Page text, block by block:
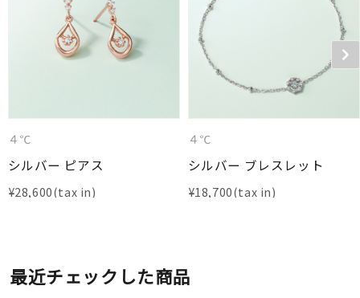
４℃
シルバー ピアス
¥28,600
４℃
シルバー ブレスレット
¥18,700
最近チェックした商品